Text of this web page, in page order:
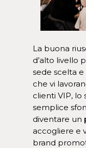
La buona
d’alto livello
sede scelta
che vi
clienti VIP, lo
semplice
diventare un
accogliere e
brand